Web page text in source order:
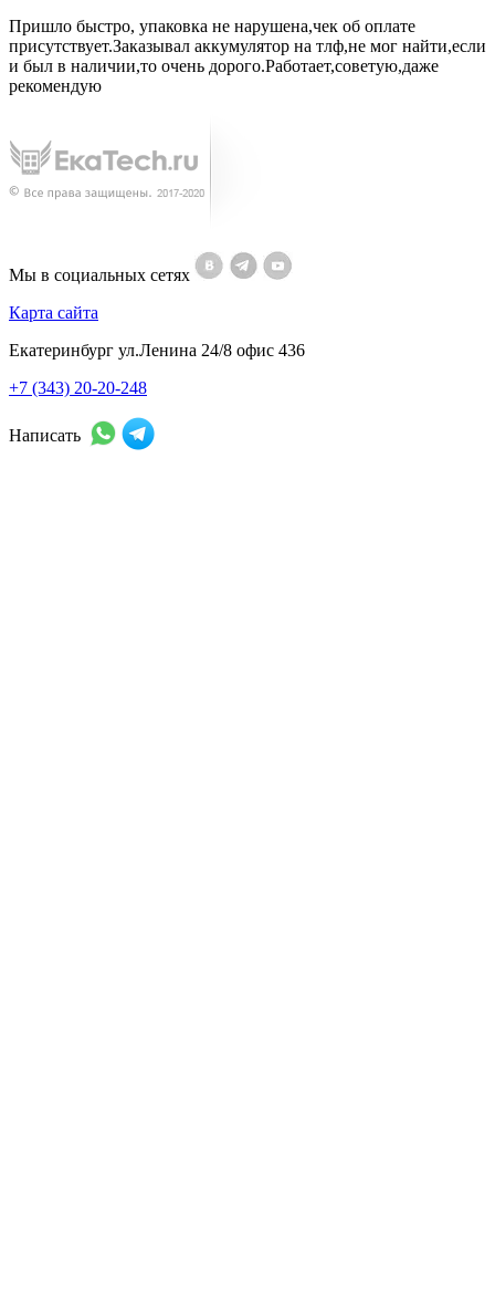
Пришло быстро, упаковка не нарушена,чек об оплате
присутствует.Заказывал аккумулятор на тлф,не мог найти,если
и был в наличии,то очень дорого.Работает,советую,даже
рекомендую
Мы в социальных сетях
Карта сайта
Екатеринбург ул.Ленина 24/8 офис 436
+7 (343) 20-20-248
Написать